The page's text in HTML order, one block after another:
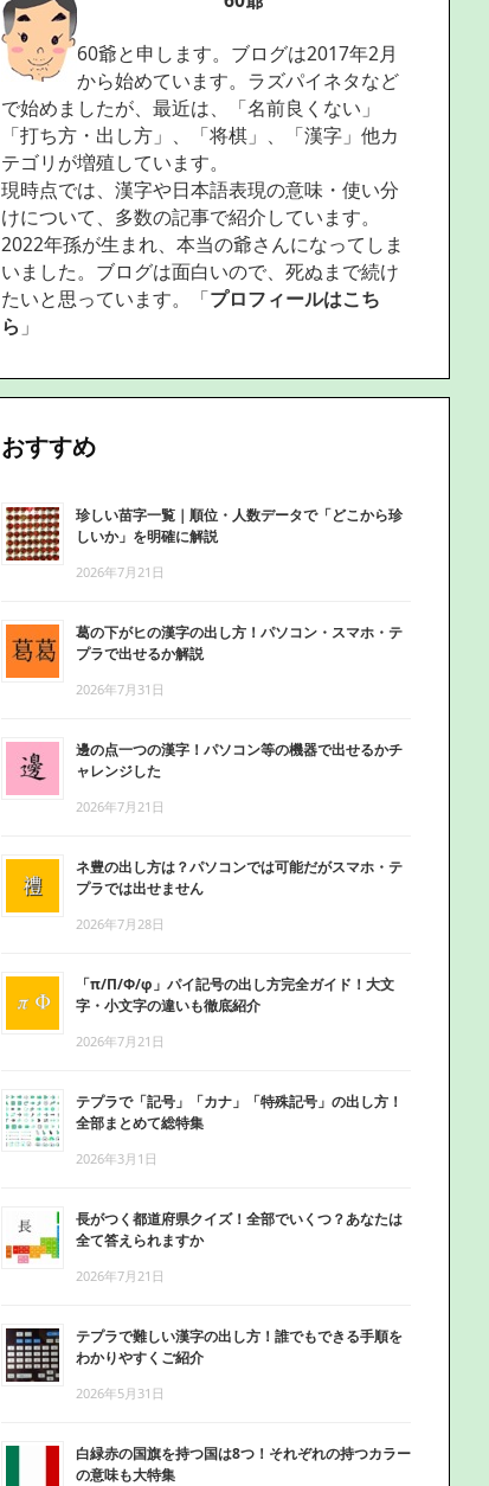
60爺と申します。ブログは2017年2月
から始めています。ラズパイネタなど
で始めましたが、最近は、「名前良くない」
「打ち方・出し方」、「将棋」、「漢字」他カ
テゴリが増殖しています。
現時点では、漢字や日本語表現の意味・使い分
けについて、多数の記事で紹介しています。
2022年孫が生まれ、本当の爺さんになってしま
いました。ブログは面白いので、死ぬまで続け
たいと思っています。「プロフィールはこち
ら 」
おすすめ
珍しい苗字一覧｜順位・人数データで「どこから珍
しいか」を明確に解説
2026年7月21日
葛の下がヒの漢字の出し方！パソコン・スマホ・テ
プラで出せるか解説
2026年7月31日
邊の点一つの漢字！パソコン等の機器で出せるかチ
ャレンジした
2026年7月21日
ネ豊の出し方は？パソコンでは可能だがスマホ・テ
プラでは出せません
2026年7月28日
「π/Π/Φ/φ」パイ記号の出し方完全ガイド！大文
字・小文字の違いも徹底紹介
2026年7月21日
テプラで「記号」「カナ」「特殊記号」の出し方！
全部まとめて総特集
2026年3月1日
長がつく都道府県クイズ！全部でいくつ？あなたは
全て答えられますか
2026年7月21日
テプラで難しい漢字の出し方！誰でもできる手順を
わかりやすくご紹介
2026年5月31日
白緑赤の国旗を持つ国は8つ！それぞれの持つカラー
の意味も大特集